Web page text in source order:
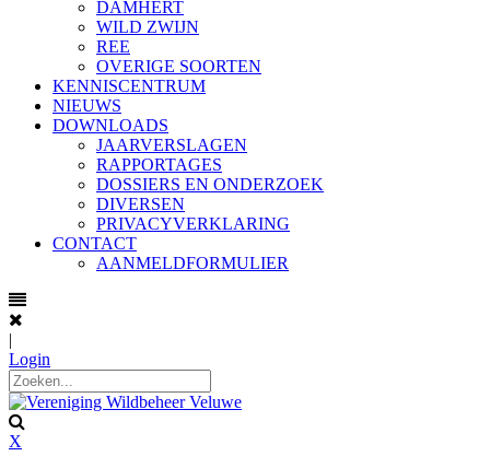
DAMHERT
WILD ZWIJN
REE
OVERIGE SOORTEN
KENNISCENTRUM
NIEUWS
DOWNLOADS
JAARVERSLAGEN
RAPPORTAGES
DOSSIERS EN ONDERZOEK
DIVERSEN
PRIVACYVERKLARING
CONTACT
AANMELDFORMULIER
|
Login
X